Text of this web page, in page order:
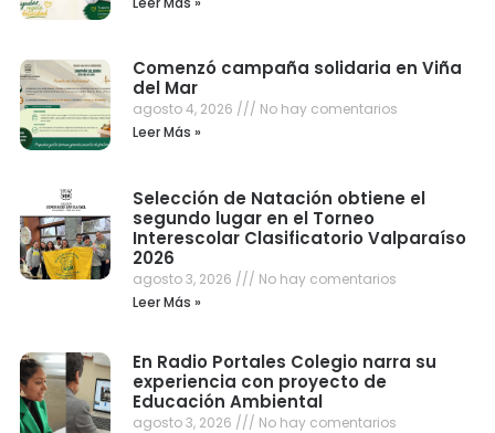
Comenzó campaña solidaria en Viña
del Mar
agosto 4, 2026
No hay comentarios
Leer Más »
Selección de Natación obtiene el
segundo lugar en el Torneo
Interescolar Clasificatorio Valparaíso
2026
agosto 3, 2026
No hay comentarios
Leer Más »
En Radio Portales Colegio narra su
experiencia con proyecto de
Educación Ambiental
agosto 3, 2026
No hay comentarios